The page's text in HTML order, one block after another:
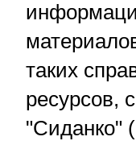
таких
ресурсов,
"Сиданко"